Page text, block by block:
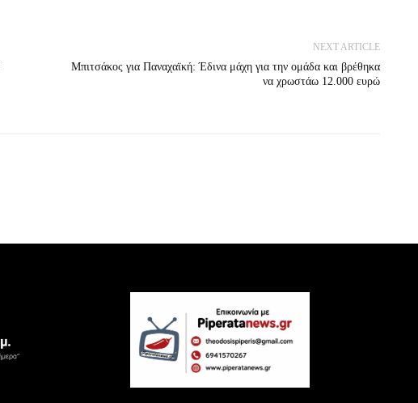
NEXT ARTICLE
Μπιτσάκος για Παναχαϊκή: Έδινα μάχη για την ομάδα και βρέθηκα
να χρωστάω 12.000 ευρώ